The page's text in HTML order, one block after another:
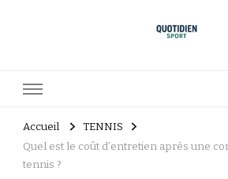
Accueil
TENNIS
Quel est le coût d’entretien après une
tennis ?